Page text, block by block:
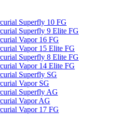
Superfly 10 FG
Superfly 9 Elite FG
Vapor 16 FG
Vapor 15 Elite FG
Superfly 8 Elite FG
Vapor 14 Elite FG
Superfly SG
Vapor SG
Superfly AG
Vapor AG
Vapor 17 FG